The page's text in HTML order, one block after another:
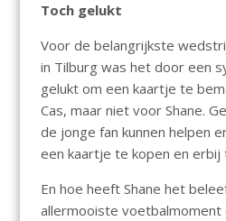
Toch gelukt
Voor de belangrijkste
in Tilburg was het door een
gelukt om een kaartje te
Cas, maar niet voor Shane.
de jonge fan kunnen helpen
een kaartje te kopen en erbij
En hoe heeft Shane het
allermooiste